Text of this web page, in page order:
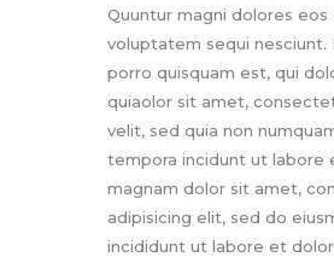
Quuntur magni dolores eos
voluptatem sequi nesciunt.
porro quisquam est, qui
quiaolor sit amet,
velit, sed quia non
tempora incidunt ut labore
magnam dolor sit amet,
adipisicing elit, sed do
incididunt ut labore et